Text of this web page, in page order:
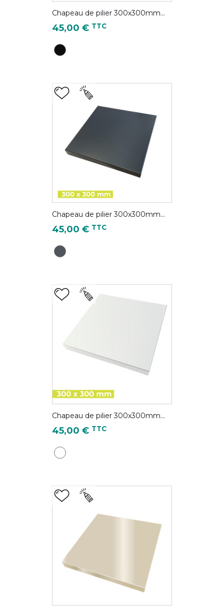
Chapeau de pilier 300x300mm...
Prix
45,00 € TTC
Noir - RAL 9005S
Chapeau de pilier 300x300mm...
Prix
45,00 € TTC
Gris Anthracite - RAL 7016
Chapeau de pilier 300x300mm...
Prix
45,00 € TTC
Blanc pur - RAL 9010